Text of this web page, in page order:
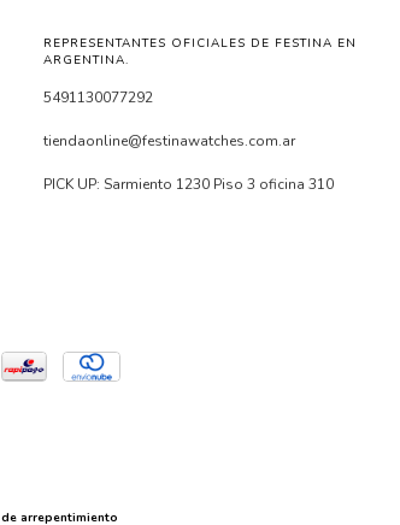
REPRESENTANTES OFICIALES DE FESTINA EN
ARGENTINA.
5491130077292
tiendaonline@festinawatches.com.ar
PICK UP: Sarmiento 1230 Piso 3 oficina 310
arrepentimiento